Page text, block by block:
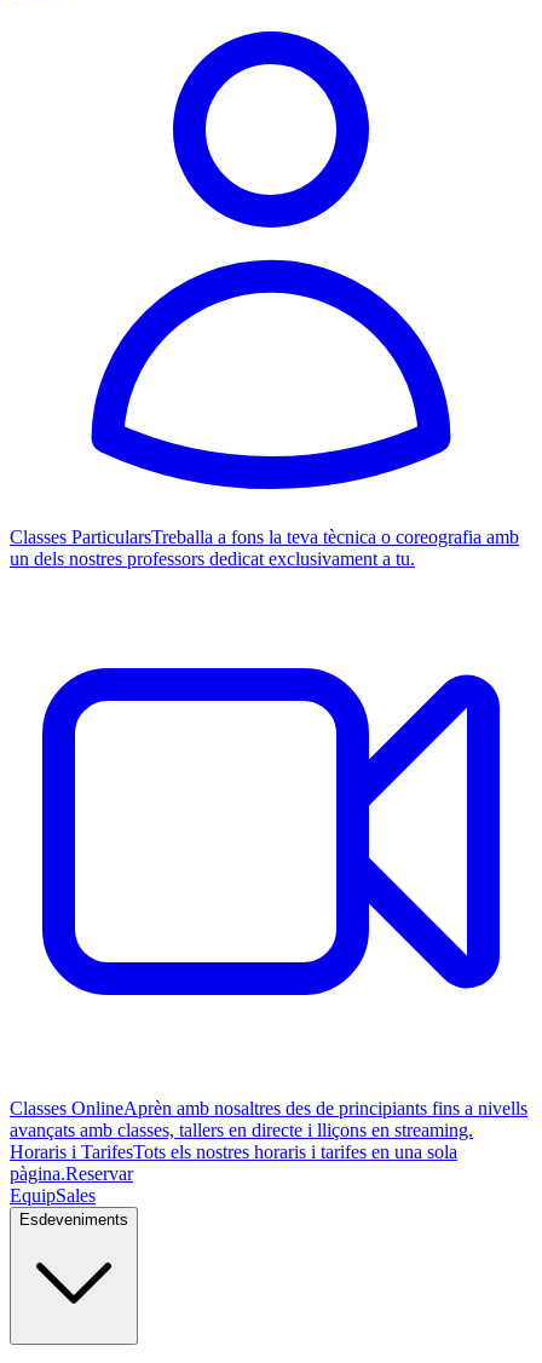
Classes ParticularsTreballa a fons la teva tècnica o coreografia amb
un dels nostres professors dedicat exclusivament a tu.
Classes OnlineAprèn amb nosaltres des de principiants fins a nivells
avançats amb classes, tallers en directe i lliçons en streaming.
Horaris i TarifesTots els nostres horaris i tarifes en una sola
pàgina.Reservar
EquipSales
Esdeveniments